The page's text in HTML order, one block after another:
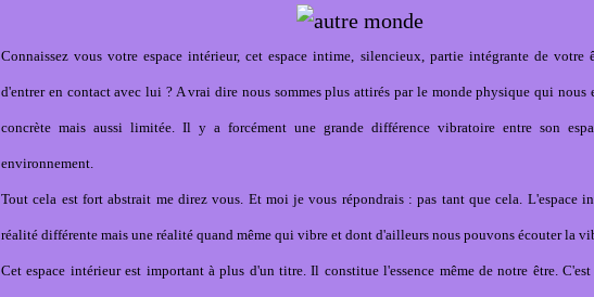
Connaissez vous votre espace intérieur, cet espace intime, silencieux, partie intégrante de
d'entrer en contact avec lui ? A vrai dire nous sommes plus attirés par le monde physique qui nous
concrète mais aussi limitée. Il y a forcément une grande différence vibratoire entre son
environnement.
Tout cela est fort abstrait me direz vous. Et moi je vous répondrais : pas tant que cela. L'espace
réalité différente mais une réalité quand même qui vibre et dont d'ailleurs nous pouvons écouter la
Cet espace intérieur est important à plus d'un titre. Il constitue l'essence même de notre être.